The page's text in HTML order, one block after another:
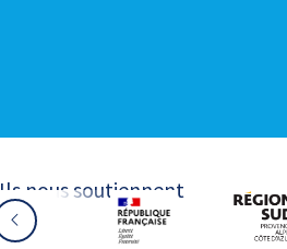
Ils nous soutiennent